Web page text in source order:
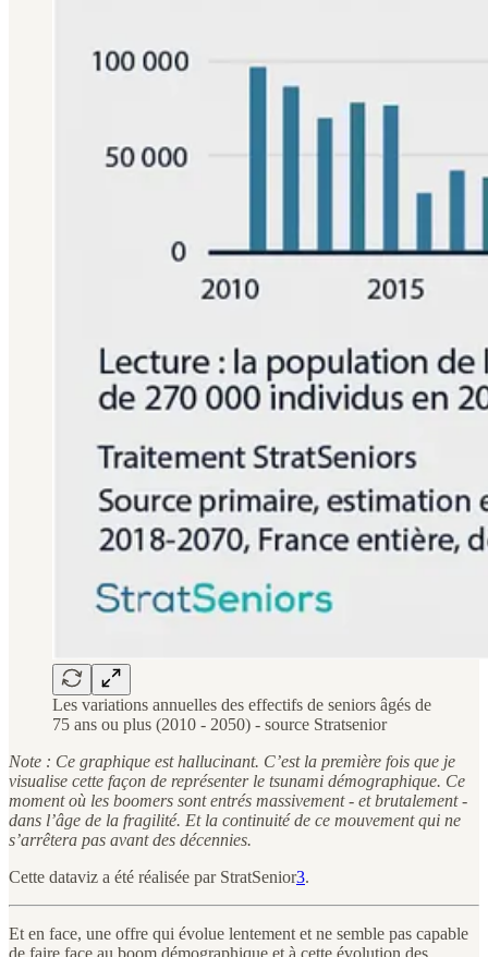
Les variations annuelles des effectifs de seniors âgés de
75 ans ou plus (2010 - 2050) - source Stratsenior
Note : Ce graphique est hallucinant. C’est la première fois que je
visualise cette façon de représenter le tsunami démographique. Ce
moment où les boomers sont entrés massivement - et brutalement -
dans l’âge de la fragilité. Et la continuité de ce mouvement qui ne
s’arrêtera pas avant des décennies.
Cette dataviz a été réalisée par StratSenior3.
Et en face, une offre qui évolue lentement et ne semble pas capable
de faire face au boom démographique et à cette évolution des